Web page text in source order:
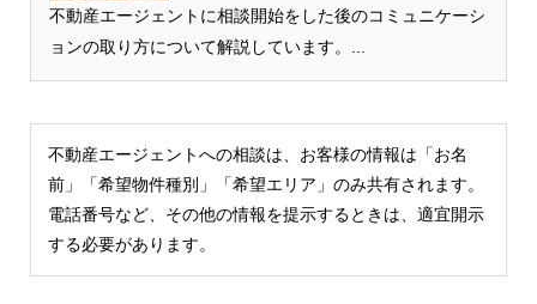
不動産エージェントに相談開始をした後のコミュニケーシ
ョンの取り方について解説しています。...
不動産エージェントへの相談は、お客様の情報は「お名
前」「希望物件種別」「希望エリア」のみ共有されます。
電話番号など、その他の情報を提示するときは、適宜開示
する必要があります。